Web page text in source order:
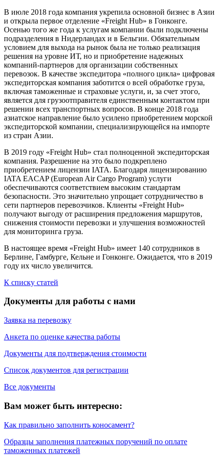
В июле 2018 года компания укрепила основной бизнес в Азии
и открыла первое отделение «Freight Hub» в Гонконге.
Осенью того же года к услугам компании были подключены
подразделения в Нидерландах и в Бельгии. Обязательным
условием для выхода на рынок была не только реализация
решения на уровне ИТ, но и приобретение надежных
компаний-партнеров для организации собственных
перевозок. В качестве экспедитора «полного цикла» цифровая
экспедиторская компания заботится о всей обработке груза,
включая таможенные и страховые услуги, и, за счет этого,
является для грузоотправителя единственным контактом при
решении всех транспортных вопросов. В конце 2018 года
азиатское направление было усилено приобретением морской
экспедиторской компании, специализирующейся на импорте
из стран Азии.
В 2019 году «Freight Hub» стал полноценной экспедиторская
компания. Разрешение на это было подкреплено
приобретением лицензии IATA. Благодаря лицензированию
IATA EACAP (European Air Cargo Program) услуги
обеспечиваются соответствием высоким стандартам
безопасности. Это значительно упрощает сотрудничество в
сети партнеров перевозчиков. Клиенты «Freight Hub»
получают выгоду от расширения предложения маршрутов,
снижения стоимости перевозки и улучшения возможностей
для мониторинга груза.
В настоящее время «Freight Hub» имеет 140 сотрудников в
Берлине, Гамбурге, Кельне и Гонконге. Ожидается, что в 2019
году их число увеличится.
К списку статей
Документы для работы с нами
Заявка на перевозку
Анкета по оценке качества работы
Документы для подтверждения стоимости
Список документов для регистрации
Все документы
Вам может быть интересно:
Как правильно заполнить коносамент?
Образцы заполнения платежных поручений по оплате
таможенных платежей